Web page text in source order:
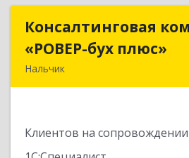
Консалтинговая
«РОВЕР-бух плюс»
Нальчик
Клиентов на сопровождении